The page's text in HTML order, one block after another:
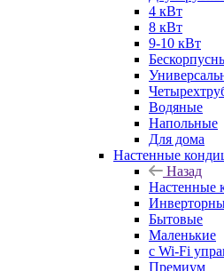
4 кВт
8 кВт
9-10 кВт
Водяные
Напольные
Для дома
Настенные
Назад
Настенные
Бытовые
Маленькие
с Wi-Fi
Премиум